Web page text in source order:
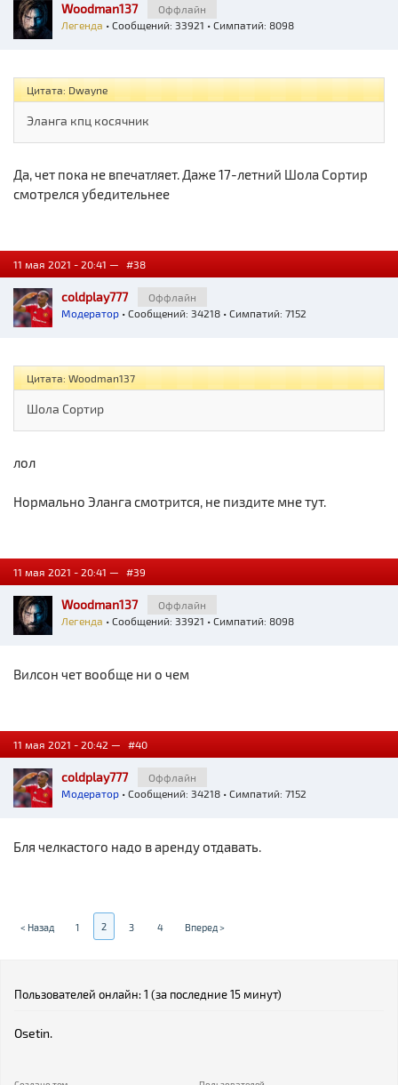
Woodman137
Оффлайн
Легенда • Сообщений: 33921 • Симпатий: 8098
Цитата: Dwayne
Эланга кпц косячник
Да, чет пока не впечатляет. Даже 17-летний Шола Сортир
смотрелся убедительнее
11 мая 2021 - 20:41 — #38
coldplay777
Оффлайн
Модератор • Сообщений: 34218 • Симпатий: 7152
Цитата: Woodman137
Шола Сортир
лол
Нормально Эланга смотрится, не пиздите мне тут.
11 мая 2021 - 20:41 — #39
Woodman137
Оффлайн
Легенда • Сообщений: 33921 • Симпатий: 8098
Вилсон чет вообще ни о чем
11 мая 2021 - 20:42 — #40
coldplay777
Оффлайн
Модератор • Сообщений: 34218 • Симпатий: 7152
Бля челкастого надо в аренду отдавать.
< Назад 1 2 3 4 Вперед >
Пользователей онлайн: 1 (за последние 15 минут)
Osetin.